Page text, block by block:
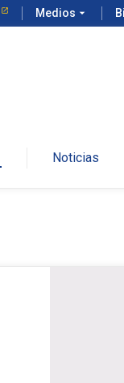
Medios arrow_drop_down
Noticias